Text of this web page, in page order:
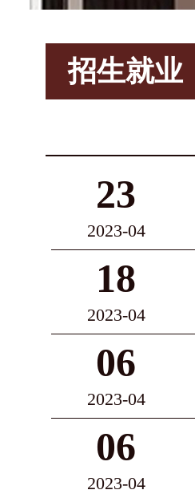
招生就业
23
2023-04
18
2023-04
06
2023-04
06
2023-04